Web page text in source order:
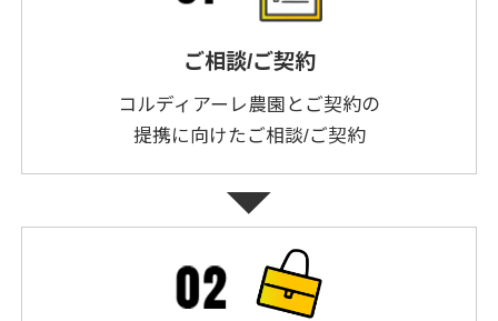
ご相談/ご契約
コルディアーレ農園とご契約の
提携に向けたご相談/ご契約
arrow_drop_down